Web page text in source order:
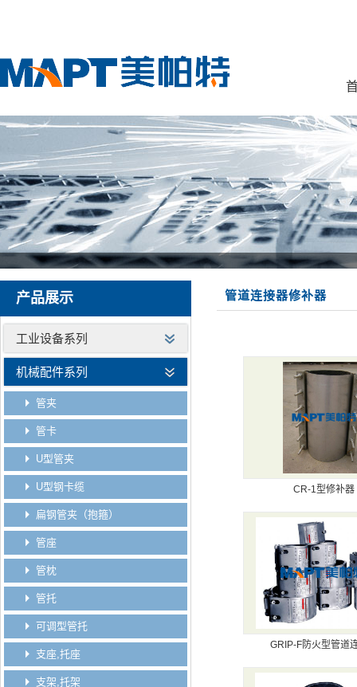
产品展示
工业设备系列
机械配件系列
管夹
管卡
U型管夹
U型钢卡缆
扁钢管夹（抱箍）
管座
管枕
管托
可调型管托
支座,托座
支架,托架
管道连接器修补器
CR-1型修补器
GRIP-F防火型管道